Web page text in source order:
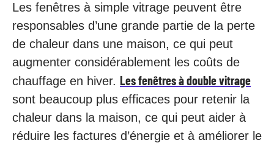
Les fenêtres à simple vitrage peuvent être
responsables d’une grande partie de la perte
de chaleur dans une maison, ce qui peut
augmenter considérablement les coûts de
chauffage en hiver. Les fenêtres à double vitrage
sont beaucoup plus efficaces pour retenir la
chaleur dans la maison, ce qui peut aider à
réduire les factures d’énergie et à améliorer le